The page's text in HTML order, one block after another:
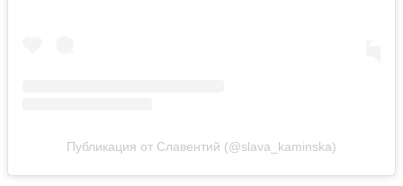
Публикация от Славентий (@slava_kaminska)